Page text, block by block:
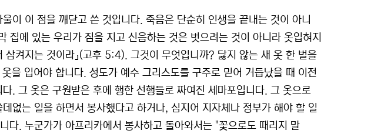
이 이 점을 깨닫고 쓴 것입니다. 죽음은 단순히 인생을 끝내는 것이 아니
집에 있는 우리가 짐을 지고 신음하는 것은 벗으려는 것이 아니라 옷입혀지
켜지는 것이라』(고후 5:4). 그것이 무엇입니까? 닳지 않는 새 옷 한 벌을
을 입어야 합니다. 성도가 예수 그리스도를 구주로 믿어 거듭났을 때 이전
. 그 옷은 구원받은 후에 행한 선행들로 짜여진 세마포입니다. 그 옷으로
없는 일을 하면서 봉사했다고 하거나, 심지어 지자체나 정부가 해야 할 일
다. 누군가가 아프리카에서 봉사하고 돌아와서는 "꽃으로도 때리지 말